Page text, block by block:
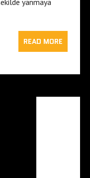
READ MORE